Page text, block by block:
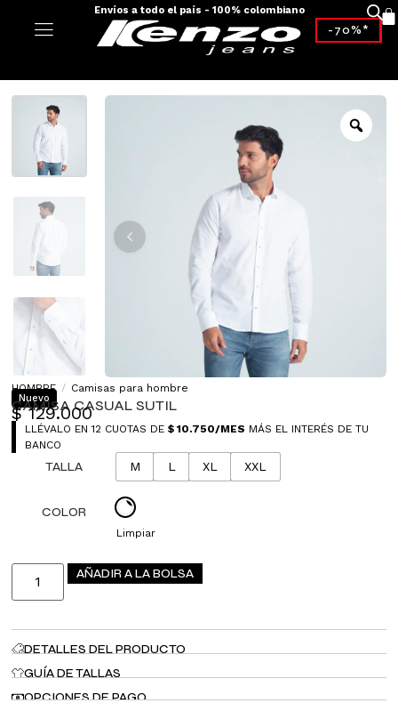
Envíos a todo el país - 100% colombiano
-70%*
HOMBRE / Camisas para hombre
Nuevo
CAMISA CASUAL SUTIL
$129.000
LLÉVALO EN 12 CUOTAS DE$ 10.750/MES MÁS EL INTERÉS DE TU
BANCO
TALLA M L XL XXL
COLOR
Limpiar
AÑADIR A LA BOLSA
DETALLES DEL PRODUCTO
GUÍA DE TALLAS
OPCIONES DE PAGO